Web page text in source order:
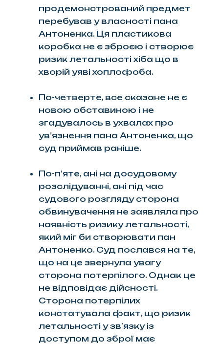
продемонстрований предмет
перебував у власності пана
Антоненка. Ця пластикова
коробка не є зброєю і створює
ризик летальності хіба що в
хворій уяві хоплофоба.
По-четверте, все сказане не є
новою обставиною і не
згадувалось в ухвалах про
ув’язнення пана Антоненка, що
суд приймав раніше.
По-п’яте, ані на досудовому
розслідуванні, ані під час
судового розгляду сторона
обвинувачення не заявляла про
наявність ризику летальності,
який міг би створювати пан
Антоненко. Суд послався на те,
що на це звернула увагу
сторона потерпілого. Однак це
не відповідає дійсності.
Сторона потерпілих
констатувала факт, що ризик
летальності у зв’язку із
доступом до зброї має